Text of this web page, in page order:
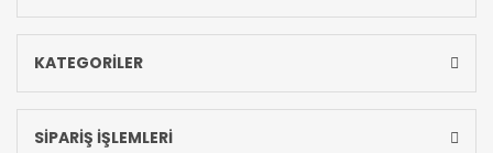
KATEGORİLER
SİPARİŞ İŞLEMLERİ